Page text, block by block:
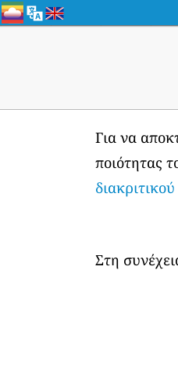
Για να
ποιότητας
Στη